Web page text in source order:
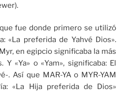
fue donde primero se utilizó
«La preferida de Yahvé Dios».
en egipcio significaba la más
«Ya» o «Yam», significaba: El
. Así que MAR-YA o MYR-YAM
«La Hija preferida de Dios»